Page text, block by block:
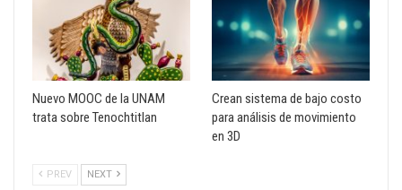
Nuevo MOOC de la UNAM
trata sobre Tenochtitlan
Crean sistema de bajo costo
para análisis de movimiento
en 3D
PREV NEXT